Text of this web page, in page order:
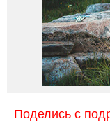
Поделись с